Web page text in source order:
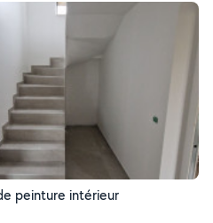
peinture intérieur